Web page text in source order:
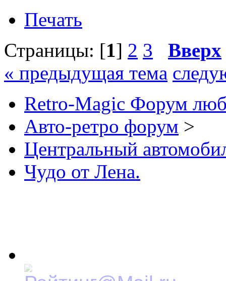
Печать
Страницы: [1] 2 3
Вверх
« предыдущая тема
Retro-Magic Форум
Авто-ретро форум >
Центральный
Чудо от Лена.